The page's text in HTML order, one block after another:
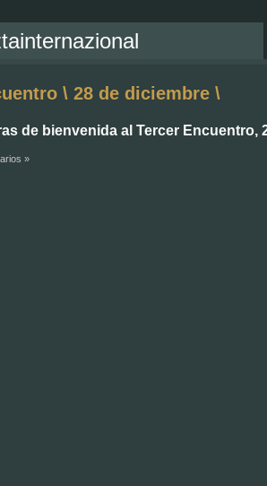
\ 28 de diciembre \
de bienvenida al Tercer Encuentro,
»